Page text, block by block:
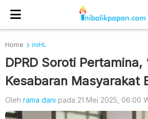
Home iniHL
DPRD Soroti Pertamina,
Kesabaran Masyarakat
Oleh rama dani pada 21 Mei 2025, 06:00